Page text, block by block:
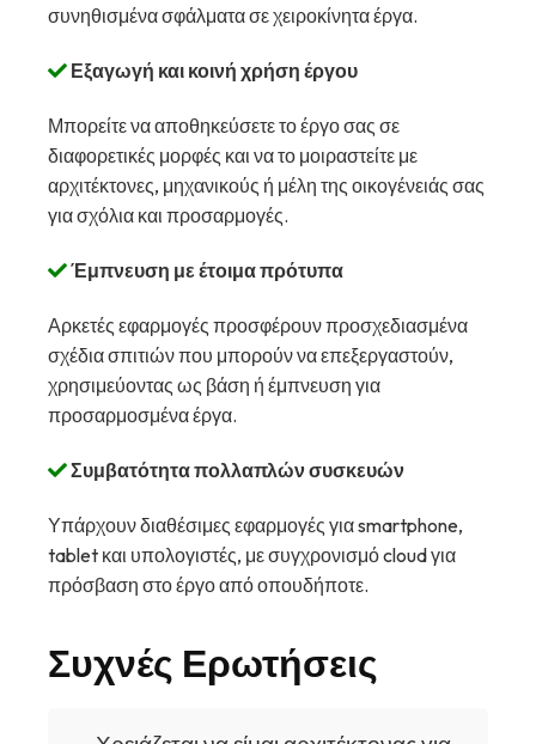
συνηθισμένα σφάλματα σε χειροκίνητα έργα.
Εξαγωγή και κοινή χρήση έργου
Μπορείτε να αποθηκεύσετε το έργο σας σε
διαφορετικές μορφές και να το μοιραστείτε με
αρχιτέκτονες, μηχανικούς ή μέλη της οικογένειάς σας
για σχόλια και προσαρμογές.
Έμπνευση με έτοιμα πρότυπα
Αρκετές εφαρμογές προσφέρουν προσχεδιασμένα
σχέδια σπιτιών που μπορούν να επεξεργαστούν,
χρησιμεύοντας ως βάση ή έμπνευση για
προσαρμοσμένα έργα.
Συμβατότητα πολλαπλών συσκευών
Υπάρχουν διαθέσιμες εφαρμογές για smartphone,
tablet και υπολογιστές, με συγχρονισμό cloud για
πρόσβαση στο έργο από οπουδήποτε.
Συχνές Ερωτήσεις